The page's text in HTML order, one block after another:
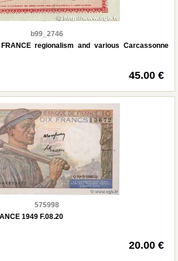
b99_2746
regionalism and various Carcassonne
45.00 €
575998
1949 F.08.20
20.00 €